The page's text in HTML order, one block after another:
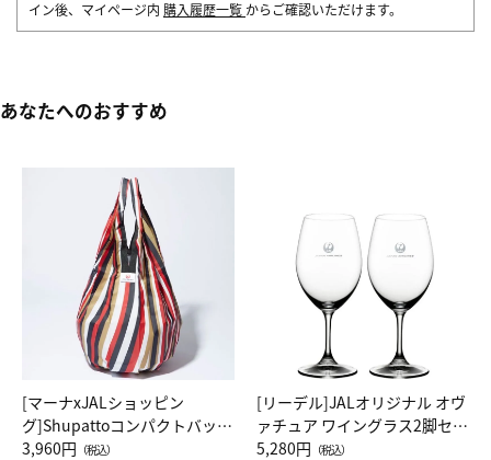
イン後、マイページ内 購入履歴一覧 からご確認いただけます。
あなたへのおすすめ
[マーナxJALショッピン
グ]Shupattoコンパクトバッグ
Drop JAL客室乗務員（LC）ス
3,960円 （税込）
[リーデル]JALオリジナル オヴ
ァチュア ワイングラス2脚セッ
ト（レッドワイン）
5,280円 （税込）